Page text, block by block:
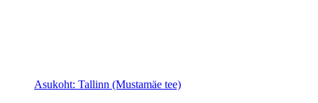
Asukoht: Tallinn (Mustamäe tee)